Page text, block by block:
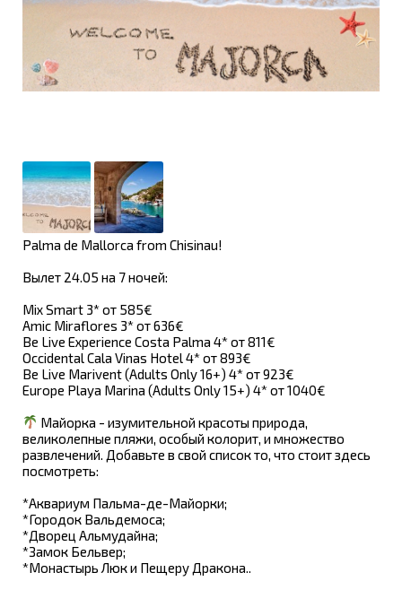
Palma de Mallorca from Chisinau!
Вылет 24.05 на 7 ночей:
Mix Smart 3* от 585€
Amic Miraflores 3* от 636€
Be Live Experience Costa Palma 4* от 811€
Occidental Cala Vinas Hotel 4* от 893€
Be Live Marivent (Adults Only 16+) 4* от 923€
Europe Playa Marina (Adults Only 15+) 4* от 1040€
Майорка - изумительной красоты природа,
великолепные пляжи, особый колорит, и множество
развлечений. Добавьте в свой список то, что стоит здесь
посмотреть:
*Аквариум Пальма-де-Майорки;
*Городок Вальдемоса;
*Дворец Альмудайна;
*Замок Бельвер;
*Монастырь Люк и Пещеру Дракона..